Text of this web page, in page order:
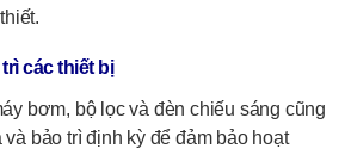
các thiết bị
bơm, bộ lọc và đèn chiếu sáng cũng
bảo trì định kỳ để đảm bảo hoạt